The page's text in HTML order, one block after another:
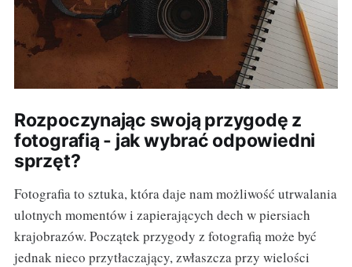
Rozpoczynając swoją przygodę z
fotografią - jak wybrać odpowiedni
sprzęt?
Fotografia to sztuka, która daje nam możliwość utrwalania
ulotnych momentów i zapierających dech w piersiach
krajobrazów. Początek przygody z fotografią może być
jednak nieco przytłaczający, zwłaszcza przy wielości